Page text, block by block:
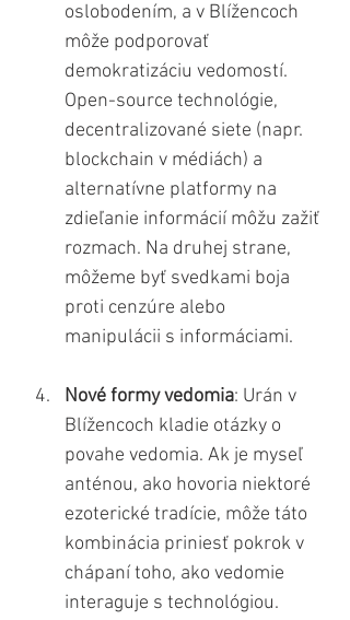
oslobodením, a v Blížencoch
môže podporovať
demokratizáciu vedomostí.
Open-source technológie,
decentralizované siete (napr.
blockchain v médiách) a
alternatívne platformy na
zdieľanie informácií môžu zažiť
rozmach. Na druhej strane,
môžeme byť svedkami boja
proti cenzúre alebo
manipulácii s informáciami.
Nové formy vedomia: Urán v
Blížencoch kladie otázky o
povahe vedomia. Ak je myseľ
anténou, ako hovoria niektoré
ezoterické tradície, môže táto
kombinácia priniesť pokrok v
chápaní toho, ako vedomie
interaguje s technológiou.